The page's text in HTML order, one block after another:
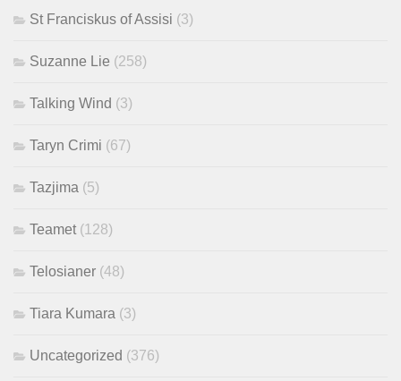
St Franciskus of Assisi (3)
Suzanne Lie (258)
Talking Wind (3)
Taryn Crimi (67)
Tazjima (5)
Teamet (128)
Telosianer (48)
Tiara Kumara (3)
Uncategorized (376)